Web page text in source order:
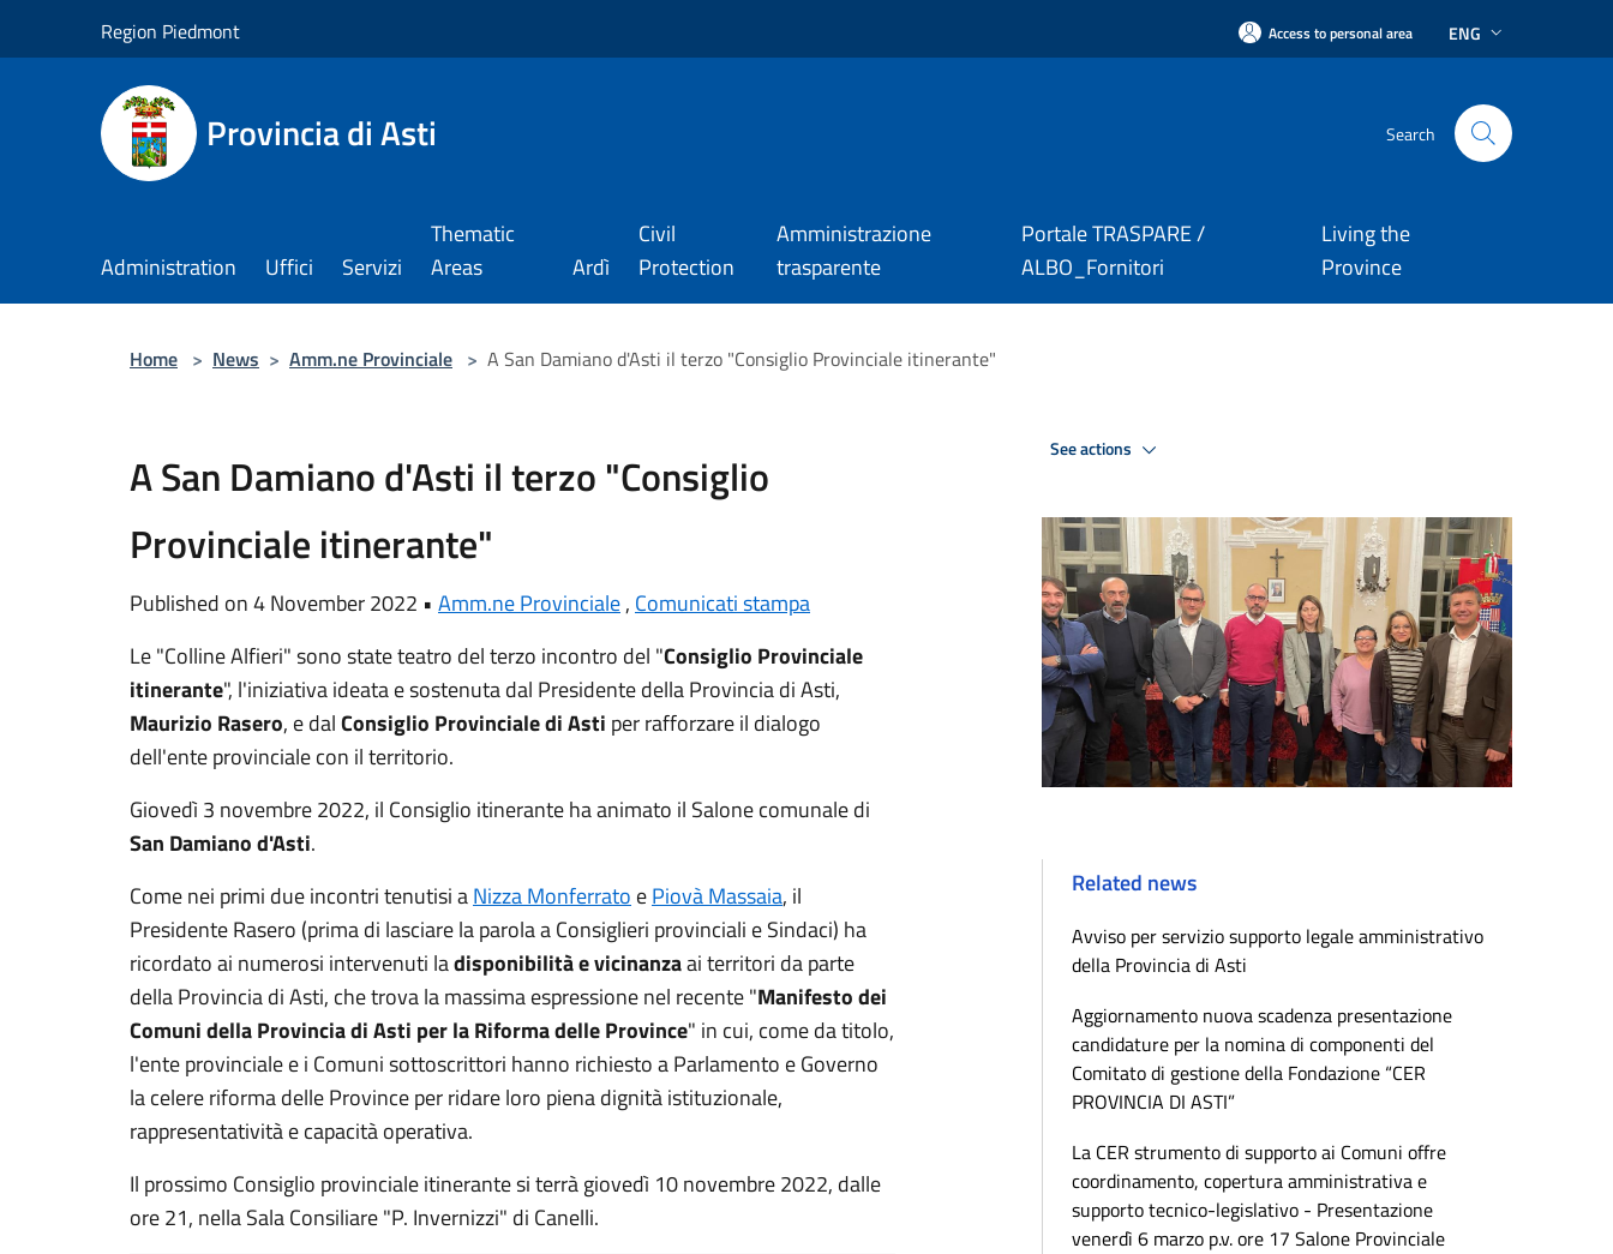
Region Piedmont Access to personal area ENG
Provincia di Asti Search
Administration Uffici Servizi
Thematic
Areas
Ardì
Civil
Protection
Amministrazione
trasparente
Portale TRASPARE /
ALBO_Fornitori
Living the
Province
Home > News > Amm.ne Provinciale > A San Damiano d'Asti il terzo "Consiglio Provinciale itinerante"
A San Damiano d'Asti il terzo "Consiglio
Provinciale itinerante"
Published on 4 November 2022 • Amm.ne Provinciale, Comunicati stampa
Le "Colline Alfieri" sono state teatro del terzo incontro del "Consiglio Provinciale
itinerante", l'iniziativa ideata e sostenuta dal Presidente della Provincia di Asti,
Maurizio Rasero, e dalConsiglio Provinciale di Asti per rafforzare il dialogo
dell'ente provinciale con il territorio.
Giovedì 3 novembre 2022, il Consiglio itinerante ha animato il Salone comunale di
San Damiano d'Asti.
Come nei primi due incontri tenutisi aNizza Monferrato ePiovà Massaia, il
Presidente Rasero (prima di lasciare la parola a Consiglieri provinciali e Sindaci) ha
ricordato ai numerosi intervenuti ladisponibilità e vicinanzaai territori da parte
della Provincia di Asti, che trova la massima espressione nel recente "Manifesto dei
Comuni della Provincia di Asti per la Riforma delle Province" in cui, come da titolo,
l'ente provinciale e i Comuni sottoscrittori hanno richiesto a Parlamento e Governo
la celere riforma delle Province per ridare loro piena dignità istituzionale,
rappresentatività e capacità operativa.
Il prossimo Consiglio provinciale itinerante si terrà giovedì 10 novembre 2022, dalle
ore 21, nella Sala Consiliare "P. Invernizzi" di Canelli.
See actions
Related news
Avviso per servizio supporto legale amministrativo
della Provincia di Asti
Aggiornamento nuova scadenza presentazione
candidature per la nomina di componenti del
Comitato di gestione della Fondazione “CER
PROVINCIA DI ASTI”
La CER strumento di supporto ai Comuni offre
coordinamento, copertura amministrativa e
supporto tecnico-legislativo - Presentazione
venerdì 6 marzo p.v. ore 17 Salone Provinciale